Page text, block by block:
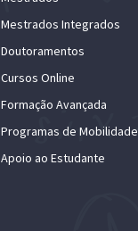
Mestrados Integrados
Doutoramentos
Cursos Online
Formação Avançada
Programas de Mobilidade
Apoio ao Estudante